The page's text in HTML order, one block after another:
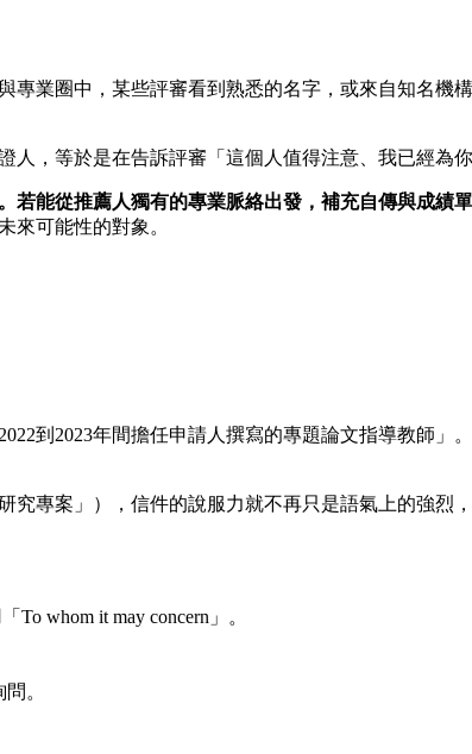
業圈中，某些評審看到熟悉的名字，或來自知名機
，等於是在告訴評審「這個人值得注意、我已經為你
能從推薦人獨有的專業脈絡出發，補充自傳與成績
來可能性的對象。
到2023年間擔任申請人撰寫的專題論文指導教師」
專案」），信件的說服力就不再只是語氣上的強烈
whom it may concern」。
。